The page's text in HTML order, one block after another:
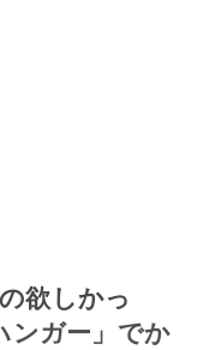
欲しかっ
ンガー」でか